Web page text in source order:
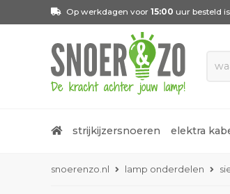
Op werkdagen voor 15:00 uur besteld is
strijkijzersnoeren elektra
snoerenzo.nl lamp onderdelen